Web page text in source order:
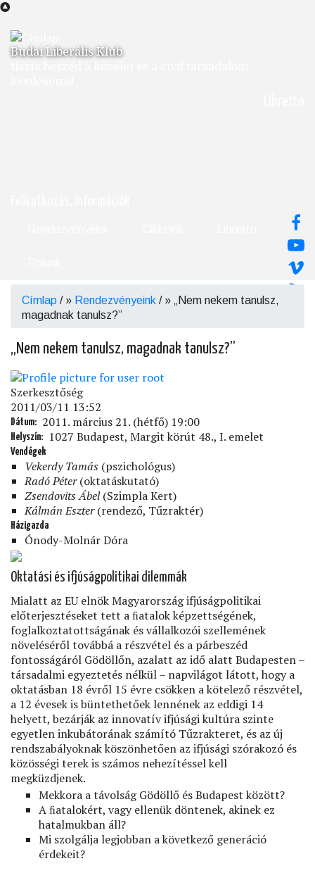
Ugrás
tartalomra
Budai Liberális Klub
Morzsa
Címlap / Rendezvényeink /
„Nem nekem tanulsz,
magadnak tanulsz?”
„Nem nekem tanulsz, magadnak tanulsz?”
Szerkesztőség
2011/03/11 13:52
Dátum 2011. március 21. (hétfő) 19:00
Helyszín 1027 Budapest, Margit körút 48., I. emelet
Vendégek
Vekerdy Tamás (pszichológus)
Radó Péter(oktatáskutató)
Zsendovits Ábel(Szimpla Kert)
Kálmán Eszter(rendező, Tűzraktér)
Házigazda
Ónody-Molnár Dóra
Oktatási és ifjúságpolitikai dilemmák
Mialatt az EU elnök Magyarország ifjúságpolitikai
előterjesztéseket tett a ﬁatalok képzettségének,
foglalkoztatottságának és vállalkozói szellemének
növeléséről továbbá a részvétel és a párbeszéd
fontosságáról Gödöllőn, azalatt az idő alatt Budapesten –
társadalmi egyeztetés nélkül – napvilágot látott, hogy a
oktatásban 18 évről 15 évre csökken a kötelező részvétel,
a 12 évesek is büntethetőek lennének az eddigi 14
helyett, bezárják az innovatív ifjúsági kultúra szinte
egyetlen inkubátorának számító Tűzrakteret, és az új
rendszabályoknak köszönhetően az ifjúsági szórakozó és
közösségi terek is számos nehezítéssel kell
megküzdjenek.
Mekkora a távolság Gödöllő és Budapest között?
A ﬁatalokért, vagy ellenük döntenek, akinek ez
hatalmukban áll?
Mi szolgálja legjobban a következő generáció
érdekeit?